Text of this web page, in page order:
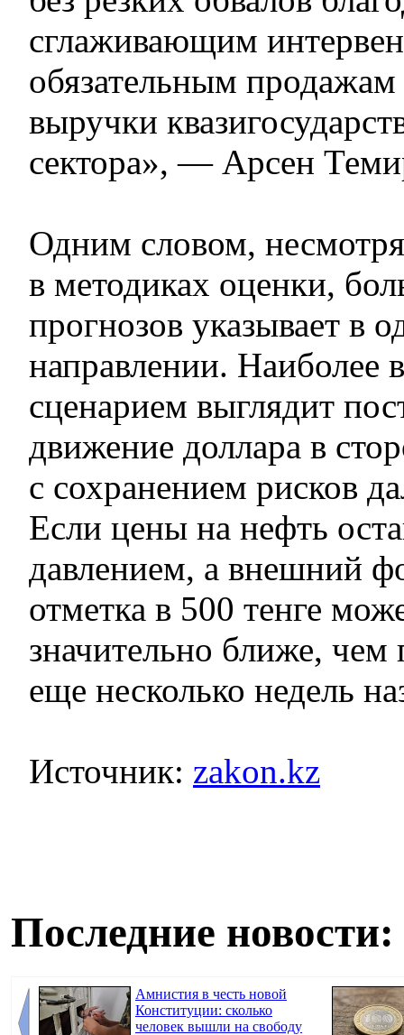
сглаживающим
обязательным
выручки
сектора», — Арсен
Одним словом,
в методиках оценки,
прогнозов указывает в
направлении. Наиболее
сценарием выглядит
движение доллара в
с сохранением рисков
Если цены на нефть
давлением, а внешний
отметка в 500 тенге
значительно ближе, чем
еще несколько недель
Источник: zakon.kz
Последние новости:
Амнистия в честь новой
Конституции: сколько
человек вышли на свободу